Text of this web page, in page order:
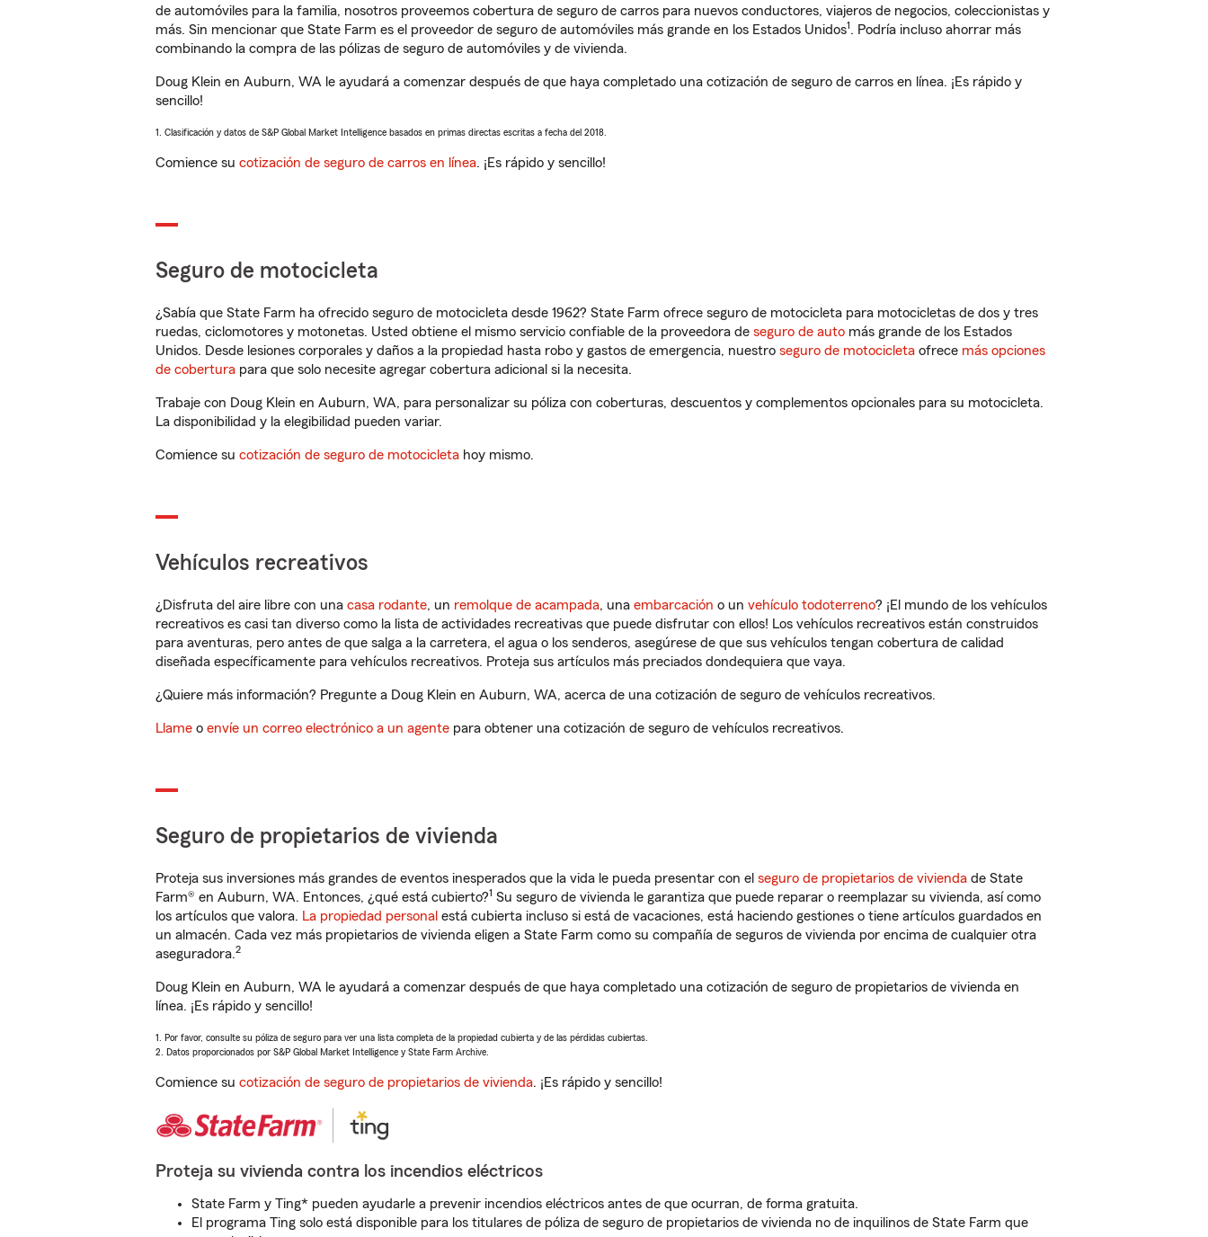
de automóviles para la familia, nosotros proveemos cobertura de seguro de carros para nuevos conductores, viajeros de negocios, coleccionistas y
más. Sin mencionar que State Farm es el proveedor de seguro de automóviles más grande en los Estados Unidos1. Podría incluso ahorrar más
combinando la compra de las pólizas de seguro de automóviles y de vivienda.
Doug Klein en Auburn, WA le ayudará a comenzar después de que haya completado una cotización de seguro de carros en línea. ¡Es rápido y
sencillo!
1. Clasificación y datos de S&P Global Market Intelligence basados en primas directas escritas a fecha del 2018.
Comience su cotización de seguro de carros en línea. ¡Es rápido y sencillo!
Seguro de motocicleta
¿Sabía que State Farm ha ofrecido seguro de motocicleta desde 1962? State Farm ofrece seguro de motocicleta para motocicletas de dos y tres
ruedas, ciclomotores y motonetas. Usted obtiene el mismo servicio confiable de la proveedora de seguro de auto más grande de los Estados
Unidos. Desde lesiones corporales y daños a la propiedad hasta robo y gastos de emergencia, nuestro seguro de motocicleta ofrece más opciones
de cobertura para que solo necesite agregar cobertura adicional si la necesita.
Trabaje con Doug Klein en Auburn, WA, para personalizar su póliza con coberturas, descuentos y complementos opcionales para su motocicleta.
La disponibilidad y la elegibilidad pueden variar.
Comience su cotización de seguro de motocicleta hoy mismo.
Vehículos recreativos
¿Disfruta del aire libre con una casa rodante, un remolque de acampada, una embarcación o un vehículo todoterreno? ¡El mundo de los vehículos
recreativos es casi tan diverso como la lista de actividades recreativas que puede disfrutar con ellos! Los vehículos recreativos están construidos
para aventuras, pero antes de que salga a la carretera, el agua o los senderos, asegúrese de que sus vehículos tengan cobertura de calidad
diseñada específicamente para vehículos recreativos. Proteja sus artículos más preciados dondequiera que vaya.
¿Quiere más información? Pregunte a Doug Klein en Auburn, WA, acerca de una cotización de seguro de vehículos recreativos.
Llame o envíe un correo electrónico a un agente para obtener una cotización de seguro de vehículos recreativos.
Seguro de propietarios de vivienda
Proteja sus inversiones más grandes de eventos inesperados que la vida le pueda presentar con el seguro de propietarios de vivienda de State
Farm® en Auburn, WA. Entonces, ¿qué está cubierto?1 Su seguro de vivienda le garantiza que puede reparar o reemplazar su vivienda, así como
los artículos que valora. La propiedad personal está cubierta incluso si está de vacaciones, está haciendo gestiones o tiene artículos guardados en
un almacén. Cada vez más propietarios de vivienda eligen a State Farm como su compañía de seguros de vivienda por encima de cualquier otra
aseguradora.2
Doug Klein en Auburn, WA le ayudará a comenzar después de que haya completado una cotización de seguro de propietarios de vivienda en
línea. ¡Es rápido y sencillo!
1. Por favor, consulte su póliza de seguro para ver una lista completa de la propiedad cubierta y de las pérdidas cubiertas.
2. Datos proporcionados por S&P Global Market Intelligence y State Farm Archive.
Comience su cotización de seguro de propietarios de vivienda. ¡Es rápido y sencillo!
Proteja su vivienda contra los incendios eléctricos
State Farm y Ting* pueden ayudarle a prevenir incendios eléctricos antes de que ocurran, de forma gratuita.
El programa Ting solo está disponible para los titulares de póliza de seguro de propietarios de vivienda no de inquilinos de State Farm que